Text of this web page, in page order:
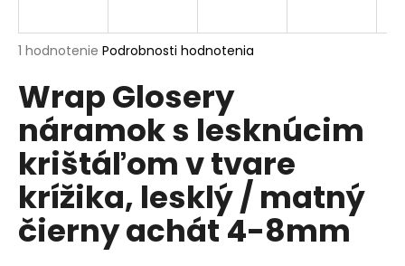
Priemerné
produktu
je
5
hviezdičiek.
1 hodnotenie Podrobnosti hodnotenia
Wrap Glosery
náramok s lesknúcim
krištáľom v tvare
krížika, lesklý / matný
čierny achát 4-8mm
j
ť
?
HĽADAŤ